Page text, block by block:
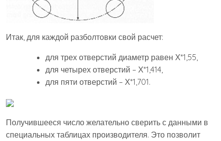
Итак, для каждой разболтовки свой расчет:
для трех отверстий диаметр равен Х*1,55,
для четырех отверстий – Х*1,414,
для пяти отверстий – Х*1,701.
Получившееся число желательно сверить с данными в
специальных таблицах производителя. Это позволит